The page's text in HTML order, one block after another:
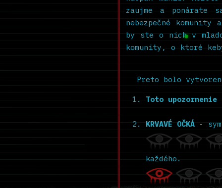
zaujme a ponárate
nebezpečné
by ste o nich v
komunity, o ktoré
Preto bolo
Toto upozornenie
KRVAVÉ OČKÁ -
každého.